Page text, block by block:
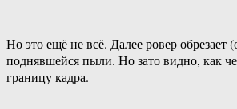
Но это ещё не всё. Далее ровер
поднявшейся пыли. Но зато видно, как
границу кадра.